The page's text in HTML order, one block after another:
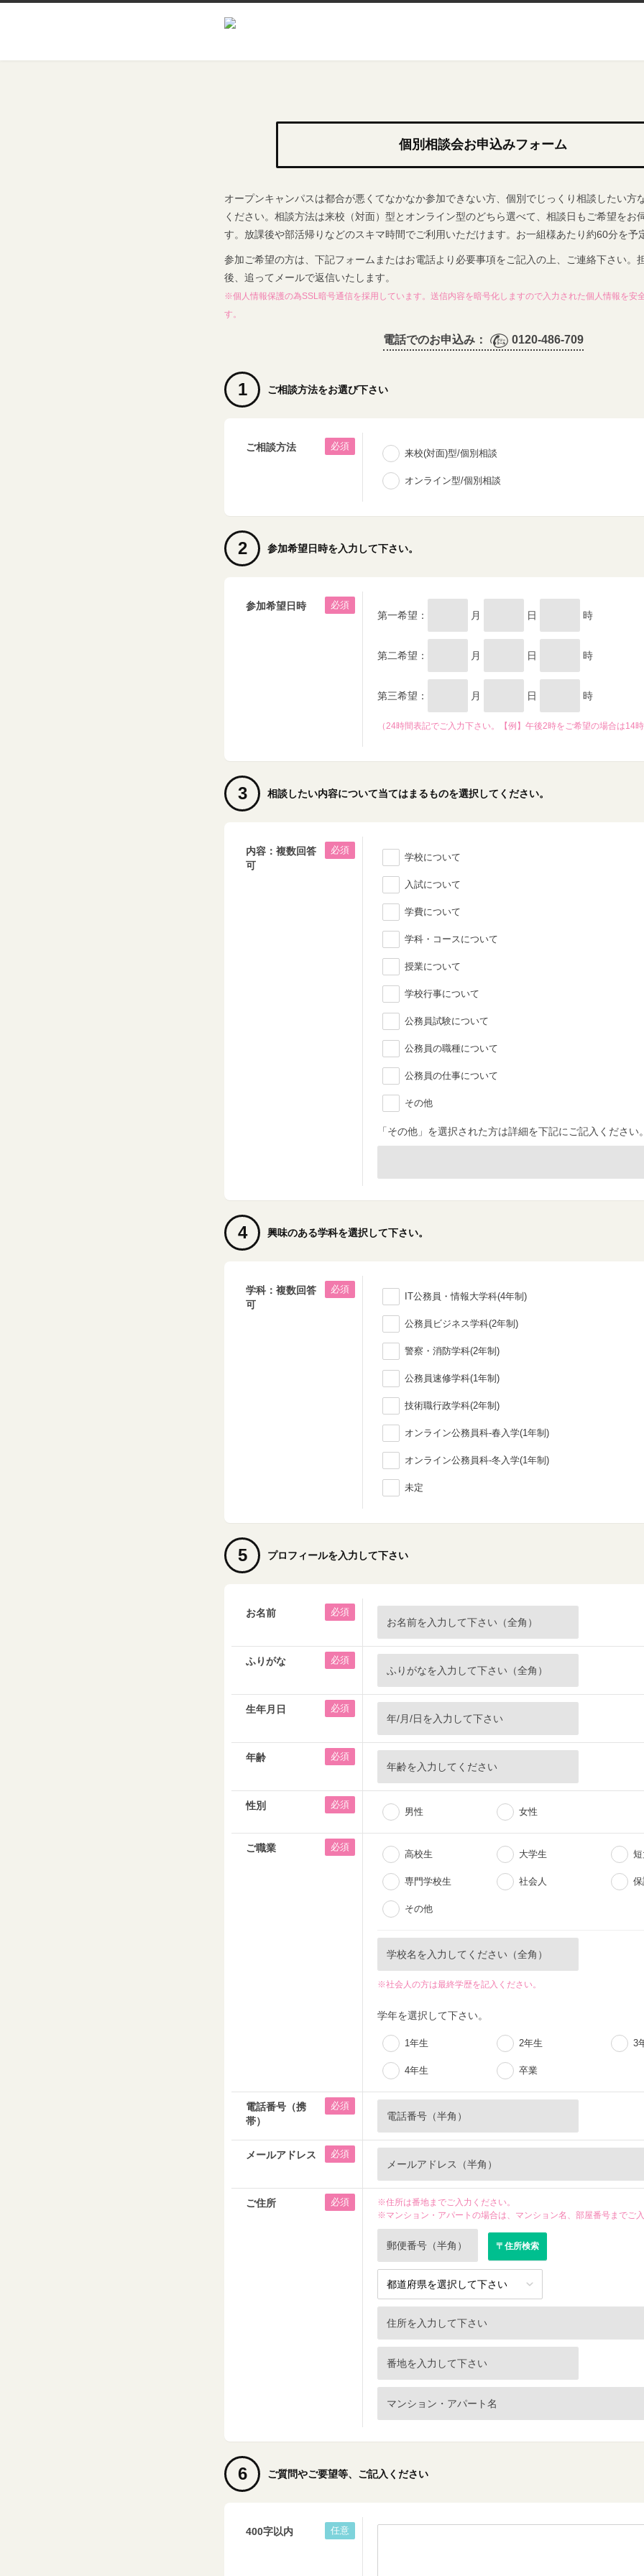
個別相談会お申込みフォーム
オープンキャンパスは都合が悪くてなかなか参加できない方、個別でじっくり相談したい方
ください。相談方法は来校（対面）型とオンライン型のどちら選べて、相談日もご希望をお
す。放課後や部活帰りなどのスキマ時間でご利用いただけます。お一組様あたり約60分を予
参加ご希望の方は、下記フォームまたはお電話より必要事項をご記入の上、ご連絡下さい。
後、追ってメールで返信いたします。
※個人情報保護の為SSL暗号通信を採用しています。送信内容を暗号化しますので入力された個人情報を安
す。
電話でのお申込み： 0120-486-709
1 ご相談方法をお選び下さい
ご相談方法 必須
来校(対面)型/個別相談
オンライン型/個別相談
2 参加希望日時を入力して下さい。
参加希望日時 必須
第一希望： 月 日 時
第二希望： 月 日 時
第三希望： 月 日 時
（24時間表記でご入力下さい。【例】午後2時をご希望の場合は14
3 相談したい内容について当てはまるものを選択してください。
内容：複数回答
可
必須
学校について
入試について
学費について
学科・コースについて
授業について
学校行事について
公務員試験について
公務員の職種について
公務員の仕事について
その他
「その他」を選択された方は詳細を下記にご記入ください
4 興味のある学科を選択して下さい。
学科：複数回答
可
必須
IT公務員・情報大学科(4年制)
公務員ビジネス学科(2年制)
警察・消防学科(2年制)
公務員速修学科(1年制)
技術職行政学科(2年制)
オンライン公務員科-春入学(1年制)
オンライン公務員科-冬入学(1年制)
未定
5 プロフィールを入力して下さい
お名前 必須
ふりがな 必須
生年月日 必須
年齢 必須
性別 必須
男性 女性
ご職業 必須
高校生 大学生
専門学校生 社会人
その他
※社会人の方は最終学歴を記入ください。
学年を選択して下さい。
1年生 2年生 3
4年生 卒業
電話番号（携
帯）
必須
メールアドレス 必須
ご住所 必須
※住所は番地までご入力ください。
※マンション・アパートの場合は、マンション名、部屋番号までご
6 ご質問やご要望等、ご記入ください
400字以内 任意